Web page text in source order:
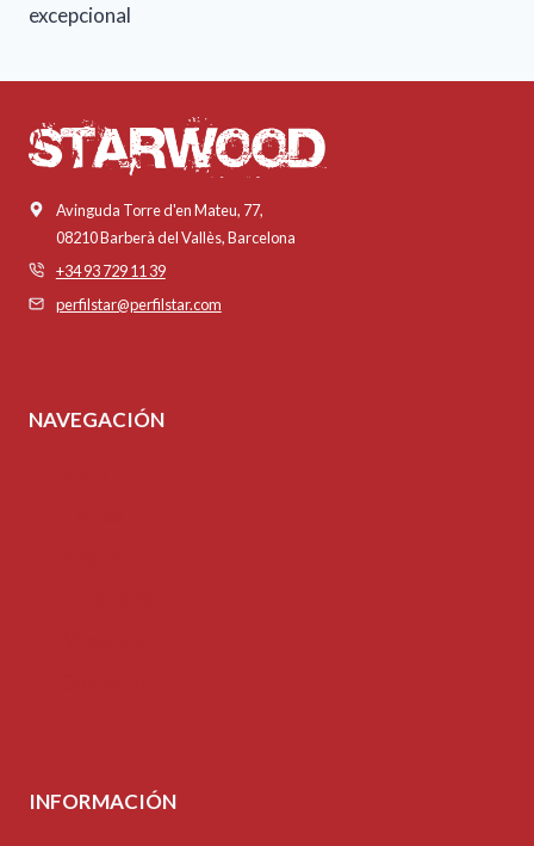
excepcional
Avinguda Torre d'en Mateu, 77,
08210 Barberà del Vallès, Barcelona
+34 93 729 11 39
perfilstar@perfilstar.com
NAVEGACIÓN
INFORMACIÓN